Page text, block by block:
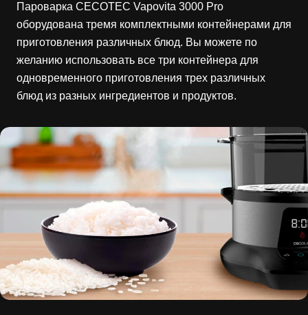
Пароварка CECOTEC Vapovita 3000 Pro
оборудована тремя комплектными контейнерами для
приготовления различных блюд. Вы можете по
желанию использовать все три контейнера для
одновременного приготовления трех различных
блюд из разных ингредиентов и продуктов.